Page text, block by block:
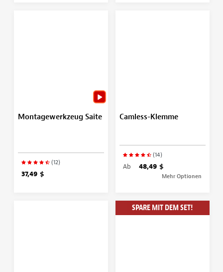
Montagewerkzeug Saite
(12)
37,49 $
Camless-Klemme
(14)
Ab 48,49 $
Mehr Optionen
SPARE MIT DEM SET!